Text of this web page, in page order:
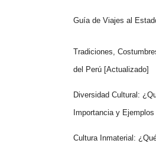
Guía de Viajes al
Tradiciones,
del Perú [Actualizado]
Diversidad Cultural:
Importancia y
Cultura Inmaterial: